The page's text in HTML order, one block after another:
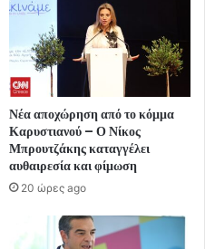
Νέα αποχώρηση από το κόμμα
Καρυστιανού – Ο Νίκος
Μπρουτζάκης καταγγέλει
αυθαιρεσία και φίμωση
20 ώρες ago